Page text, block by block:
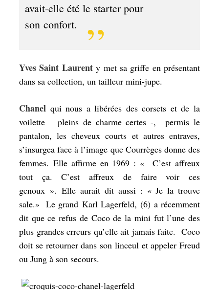
avait-elle été le starter pour
son confort.
Yves Saint Laurenty met sa griffe en présentant
dans sa collection, un tailleur mini-jupe.
Chanel qui nous a libérées des corsets et de la
voilette – pleins de charme certes -, permis le
pantalon, les cheveux courts et autres entraves,
s’insurgea face à l’image que Courrèges donne des
femmes. Elle affirme en 1969 : «C’est affreux
tout ça. C’est affreux de faire voir ces
genoux ». Elle aurait dit aussi : «Je la trouve
sale.» Le grand Karl Lagerfeld, (6) a récemment
dit que ce refus de Coco de la mini fut l’une des
plus grandes erreurs qu’elle ait jamais faite. Coco
doit se retourner dans son linceul et appeler Freud
ou Jung à son secours.